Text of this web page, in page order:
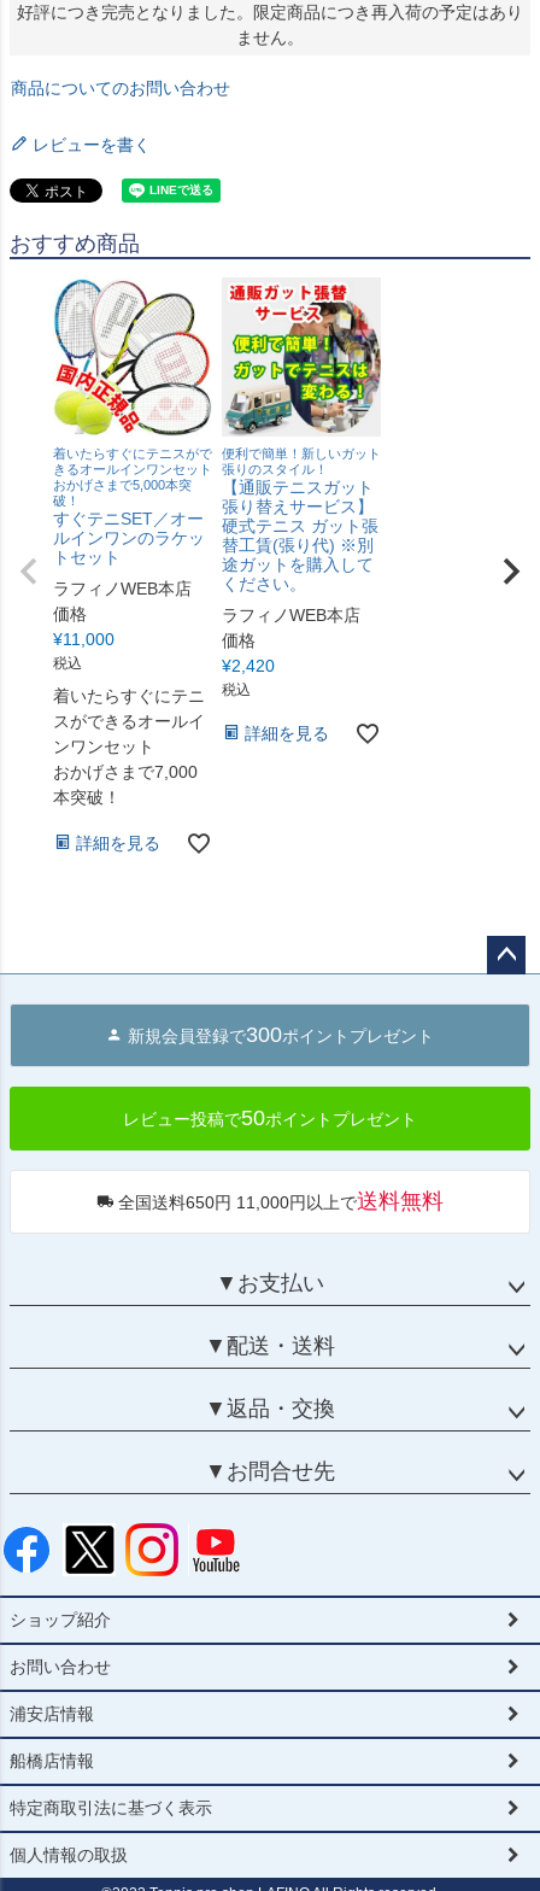
好評につき完売となりました。限定商品につき再入荷の予定はあり
ません。
商品についてのお問い合わせ
レビューを書く
おすすめ商品
着いたらすぐにテニスがで
きるオールインワンセット
おかげさまで5,000本突
破！
すぐテニSET／オー
ルインワンのラケッ
トセット
ラフィノWEB本店
価格
¥11,000
税込
着いたらすぐにテニ
スができるオールイ
ンワンセット
おかげさまで7,000
本突破！
詳細を見る
便利で簡単！新しいガット
張りのスタイル！
【通販テニスガット
張り替えサービス】
硬式テニス ガット張
替工賃(張り代) ※別
途ガットを購入して
ください。
ラフィノWEB本店
価格
¥2,420
税込
詳細を見る
へ
新規会員登録で300ポイントプレゼント
レビュー投稿で50ポイントプレゼント
全国送料650円 11,000円以上で送料無料
▼お支払い
▼配送・送料
▼返品・交換
▼お問合せ先
ショップ紹介
お問い合わせ
浦安店情報
船橋店情報
特定商取引法に基づく表示
個人情報の取扱